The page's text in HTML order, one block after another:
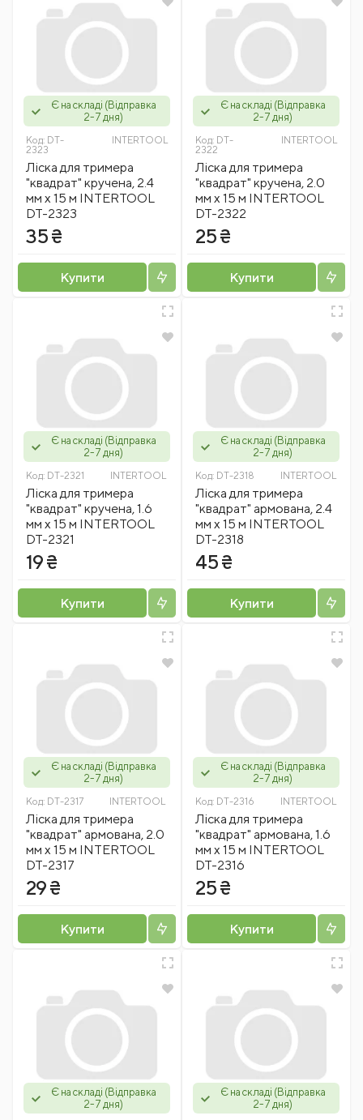
Є на складі (Відправка
2-7 дня)
Код: DT-
2323
INTERTOOL
Лiска для тримера
"квадрат" кручена, 2.4
мм x 15 м INTERTOOL
DT-2323
35 ₴
Купити
Є на складі (Відправка
2-7 дня)
Код: DT-
2322
INTERTOOL
Лiска для тримера
"квадрат" кручена, 2.0
мм x 15 м INTERTOOL
DT-2322
25 ₴
Купити
Є на складі (Відправка
2-7 дня)
Код: DT-2321 INTERTOOL
Лiска для тримера
"квадрат" кручена, 1.6
мм x 15 м INTERTOOL
DT-2321
19 ₴
Купити
Є на складі (Відправка
2-7 дня)
Код: DT-2318 INTERTOOL
Лiска для тримера
"квадрат" армована, 2.4
мм x 15 м INTERTOOL
DT-2318
45 ₴
Купити
Є на складі (Відправка
2-7 дня)
Код: DT-2317 INTERTOOL
Лiска для тримера
"квадрат" армована, 2.0
мм x 15 м INTERTOOL
DT-2317
29 ₴
Купити
Є на складі (Відправка
2-7 дня)
Код: DT-2316 INTERTOOL
Лiска для тримера
"квадрат" армована, 1.6
мм x 15 м INTERTOOL
DT-2316
25 ₴
Купити
Є на складі (Відправка
2-7 дня)
Є на складі (Відправка
2-7 дня)